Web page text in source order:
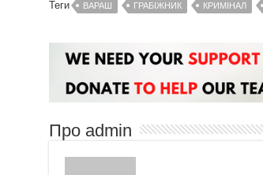
Теги ВАРАШ ГРАБІЖНИК КРИМІНАЛ
Про admin